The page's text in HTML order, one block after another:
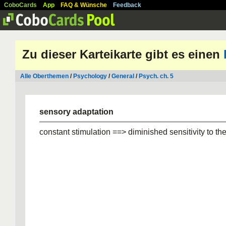
CoboCards App FAQ & Wünsche Feedback
Zu dieser Karteikarte gibt es einen
Alle Oberthemen / Psychology /General / Psych. ch. 5
sensory adaptation
constant stimulation ==> diminished sensitivity to